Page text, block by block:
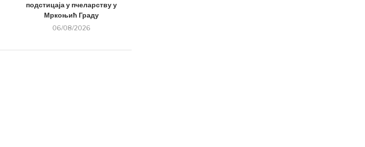
подстицаја у пчеларству у
Мркоњић Граду
06/08/2026